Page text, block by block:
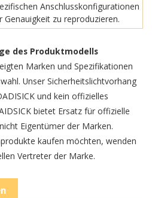
Anschlusskonfigurationen
zu reproduzieren.
des Produktmodells
Marken und Spezifikationen
Unser Sicherheitslichtvorhang
und kein offizielles
bietet Ersatz für offizielle
Eigentümer der Marken.
kaufen möchten, wenden
Vertreter der Marke.